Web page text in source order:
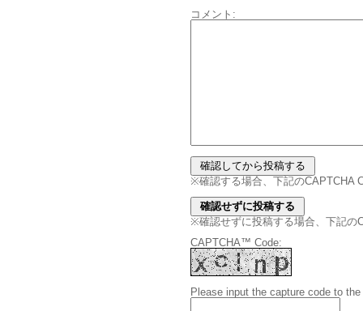
コメント:
※確認する場合、下記のCAPTCHA
※確認せずに投稿する場合、下記の
CAPTCHA™ Code:
Please input the capture code to